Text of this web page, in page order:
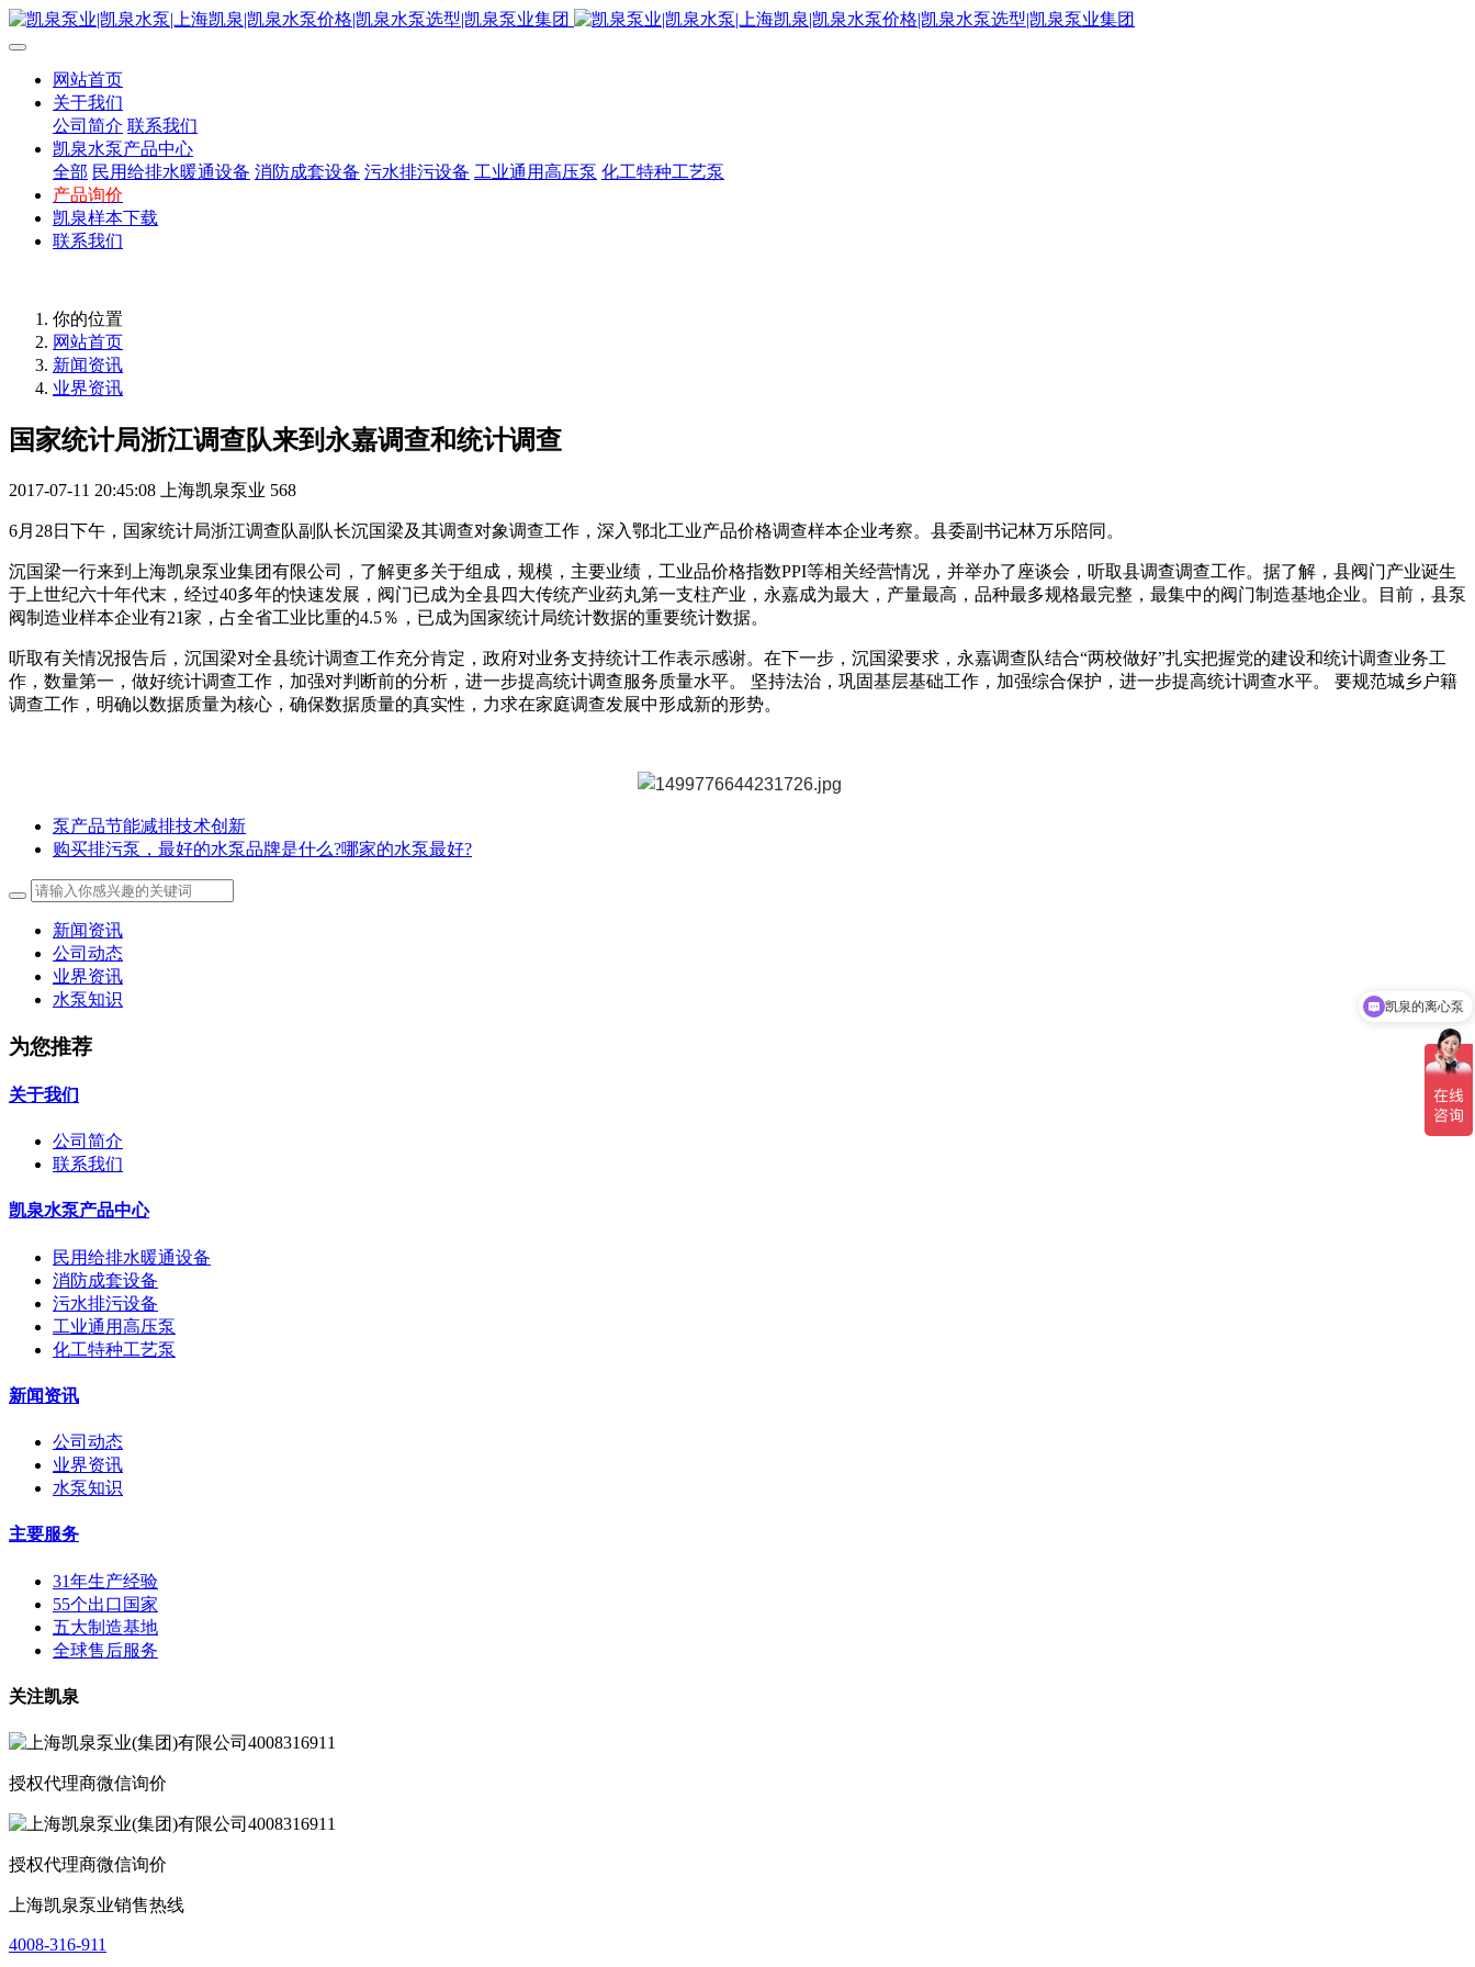
网站首页
关于我们
公司简介 联系我们
凯泉水泵产品中心
全部 民用给排水暖通设备 消防成套设备 污水排污设备 工业通用高压泵 化工特种工艺泵
产品询价
凯泉样本下载
联系我们
你的位置
网站首页
新闻资讯
业界资讯
国家统计局浙江调查队来到永嘉调查和统计调查
2017-07-11 20:45:08 上海凯泉泵业 568
6月28日下午，国家统计局浙江调查队副队长沉国梁及其调查对象调查工作，深入鄂北工业产品价格调查样本企业考察。县委副书记林万乐陪同。
沉国梁一行来到上海凯泉泵业集团有限公司，了解更多关于组成，规模，主要业绩，工业品价格指数PPI等相关经营情况，并举办了座谈会，听取县调查调查工作。据了解，县阀门产业诞生
于上世纪六十年代末，经过40多年的快速发展，阀门已成为全县四大传统产业药丸第一支柱产业，永嘉成为最大，产量最高，品种最多规格最完整，最集中的阀门制造基地企业。目前，县泵
阀制造业样本企业有21家，占全省工业比重的4.5％，已成为国家统计局统计数据的重要统计数据。
听取有关情况报告后，沉国梁对全县统计调查工作充分肯定，政府对业务支持统计工作表示感谢。在下一步，沉国梁要求，永嘉调查队结合“两校做好”扎实把握党的建设和统计调查业务工
作，数量第一，做好统计调查工作，加强对判断前的分析，进一步提高统计调查服务质量水平。 坚持法治，巩固基层基础工作，加强综合保护，进一步提高统计调查水平。 要规范城乡户籍
调查工作，明确以数据质量为核心，确保数据质量的真实性，力求在家庭调查发展中形成新的形势。
泵产品节能减排技术创新
购买排污泵，最好的水泵品牌是什么?哪家的水泵最好?
新闻资讯
公司动态
业界资讯
水泵知识
为您推荐
关于我们
公司简介
联系我们
凯泉水泵产品中心
民用给排水暖通设备
消防成套设备
污水排污设备
工业通用高压泵
化工特种工艺泵
新闻资讯
公司动态
业界资讯
水泵知识
主要服务
31年生产经验
55个出口国家
五大制造基地
全球售后服务
关注凯泉
授权代理商微信询价
授权代理商微信询价
上海凯泉泵业销售热线
4008-316-911
凯泉的离心泵